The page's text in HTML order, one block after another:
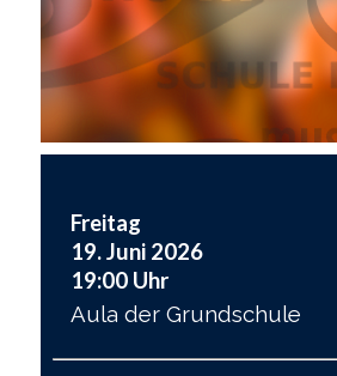
Freitag
19. Juni 2026
19:00 Uhr
Aula der Grundschule